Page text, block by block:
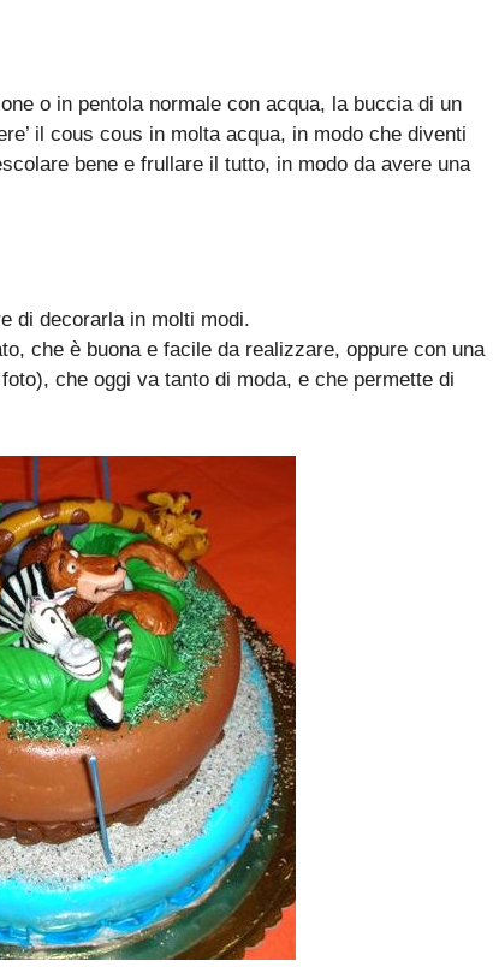
o in pentola normale con acqua, la buccia di un
il cous cous in molta acqua, in modo che diventi
bene e frullare il tutto, in modo da avere una
di decorarla in molti modi.
che è buona e facile da realizzare, oppure con una
che oggi va tanto di moda, e che permette di